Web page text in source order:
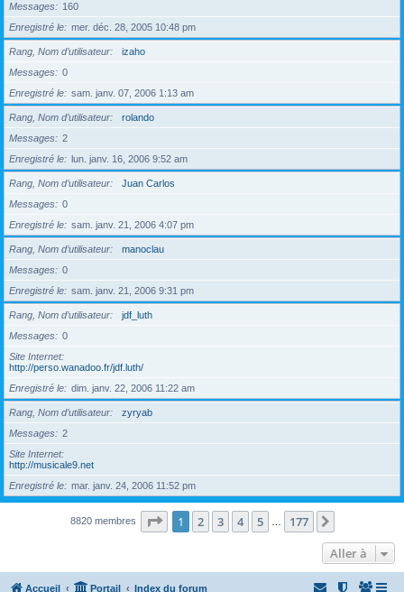
Messages
160
Enregistré le
mer. déc. 28, 2005 10:48 pm
Rang, Nom d’utilisateur
izaho
Messages
0
Enregistré le
sam. janv. 07, 2006 1:13 am
Rang, Nom d’utilisateur
rolando
Messages
2
Enregistré le
lun. janv. 16, 2006 9:52 am
Rang, Nom d’utilisateur
Juan Carlos
Messages
0
Enregistré le
sam. janv. 21, 2006 4:07 pm
Rang, Nom d’utilisateur
manoclau
Messages
0
Enregistré le
sam. janv. 21, 2006 9:31 pm
Rang, Nom d’utilisateur
jdf_luth
Messages
0
Site Internet
http://perso.wanadoo.fr/jdf.luth/
Enregistré le
dim. janv. 22, 2006 11:22 am
Rang, Nom d’utilisateur
zyryab
Messages
2
Site Internet
http://musicale9.net
Enregistré le
mar. janv. 24, 2006 11:52 pm
8820 membres Page 1sur177
1 2 3 4 5 177
Aller à
Accueil Portail Index du forum